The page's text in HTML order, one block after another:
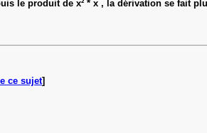
le produit de x² * x , la dérivation se fait
ce sujet]